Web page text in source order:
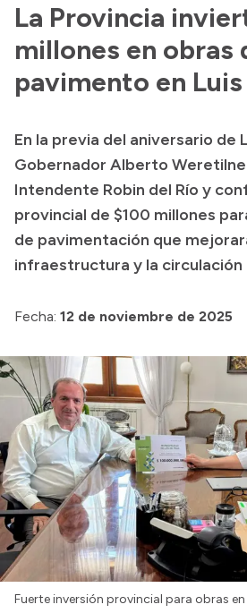
Delegaciones
Normativa
Presupuesto
Boletín Oficial
Compras y licitaciones
Consulta de expedientes
Consulta de pago a proveedores
Login
La Provincia
millones en obras
pavimento en
En la previa del aniversario de
Gobernador Alberto
Intendente Robin del Río y
provincial de $100 millones
de pavimentación que
infraestructura y la circulación
Fecha: 12 de noviembre de 2025
Fuerte inversión provincial para obras